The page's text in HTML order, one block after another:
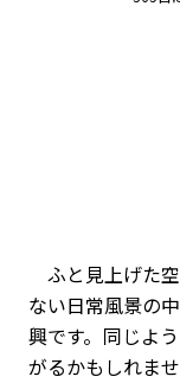
ふと見上げた
ない日常風景の
興です。同じよ
がるかもしれませ